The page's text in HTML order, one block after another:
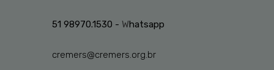
51 98970.1530 - Whatsapp
cremers@cremers.org.br